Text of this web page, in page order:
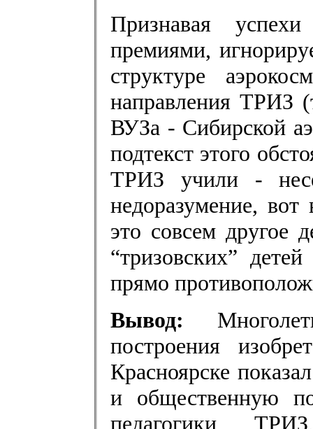
Признавая
премиями,
структуре
направления ТРИЗ
ВУЗа - Сибирской
подтекст этого
ТРИЗ учили -
недоразумение,
это совсем другое
“тризовских”
прямо
Вывод:
построения
Красноярске
и общественную
педагогики